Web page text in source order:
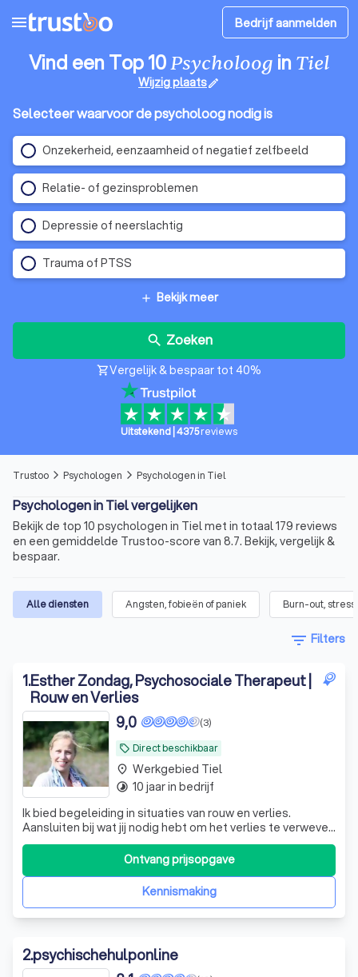
menu Bedrijf aanmelden
Vind een Top 10Psycholoog in Tiel
Wijzig plaatsedit
Selecteer waarvoor de psycholoog nodig is
Onzekerheid, eenzaamheid of negatief zelfbeeld
Relatie- of gezinsproblemen
Depressie of neerslachtig
Trauma of PTSS
add Bekijk meer
search Zoeken
shopping_cartVergelijk & bespaar tot 40%
Uitstekend 4375reviews
Trustoo arrow_forward_ios Psychologen arrow_forward_ios Psychologen in Tiel
Psychologen in Tiel vergelijken
Bekijk de top 10 psychologen in Tiel met in totaal 179 reviews
en een gemiddelde Trustoo-score van 8.7. Bekijk, vergelijk &
bespaar.
Alle diensten Angsten, fobieën of paniek Burn-out,
filter_list Filters
1.Esther Zondag, Psychosociale Therapeut |
Rouw en Verlies
local_offer Direct beschikbaar
(3)
9,0
Ik bied begeleiding in situaties van rouw en verlies.
Aansluiten bij wat jij nodig hebt om het verlies te verweven
in jouw leven.
Kennismaking
Ontvang prijsopgave
place Werkgebied Tiel
timelapse 10 jaar in bedrijf
2.psychischehulponline